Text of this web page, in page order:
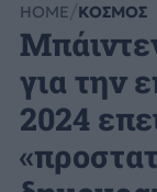
HOME ΚΟΣΜΟΣ
για την
2024